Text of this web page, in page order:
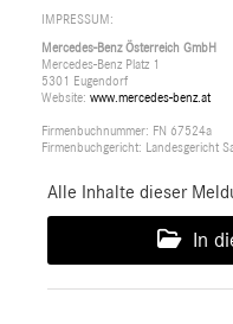
IMPRESSUM:
Mercedes-Benz Österreich GmbH
Mercedes-Benz Platz 1
5301 Eugendorf
Website: www.mercedes-benz.at
Firmenbuchnummer: FN 67524a
Firmenbuchgericht: Landesgericht
Alle Inhalte dieser
In